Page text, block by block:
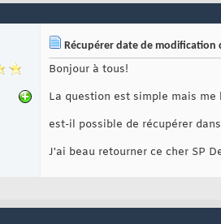
Récupérer date de
Bonjour à tous!
La question est simple mais me
est-il possible de récupérer
J'ai beau retourner ce cher SP